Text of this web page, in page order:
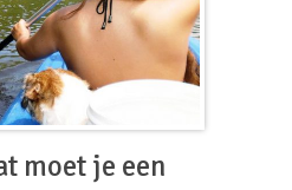
moet je een